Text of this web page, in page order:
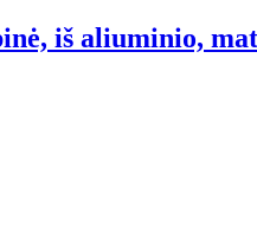
iš aliuminio,